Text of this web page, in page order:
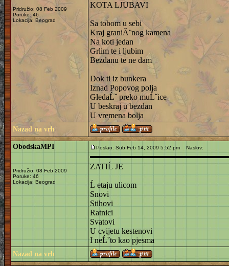
Pridružio: 08 Feb 2009
Poruke: 46
Lokacija: Beograd
KOTA LJUBAVI
Sa tobom u sebi
Kraj graniĂ¨nog kamena
Na koti jedan
Grlim te i ljubim
Bezdanu te ne dam
Dok ti iz bunkera
Iznad Popovog polja
GledaĹˇ preko muĹˇice
U beskraj u bezdan
U vremena bolja
Nazad na vrh
ObodskaMPI
Pridružio: 08 Feb 2009
Poruke: 46
Lokacija: Beograd
Poslao: Sub Feb 14, 2009 5:52 pm Naslov:
ZATIĹ JE
Ĺ etaju ulicom
Snovi
Stihovi
Ratnici
Svatovi
U cvijetu kestenovi
I neĹˇto kao pjesma
Nazad na vrh